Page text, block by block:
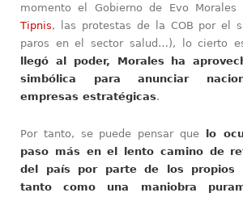
momento el Gobierno de Evo Morales
Tipnis, las protestas de la COB por el
paros en el sector salud…), lo cierto
llegó al poder, Morales ha
simbólica para anunciar
empresas estratégicas.
Por tanto, se puede pensar que lo
paso más en el lento camino de
del país por parte de los propios
tanto como una maniobra